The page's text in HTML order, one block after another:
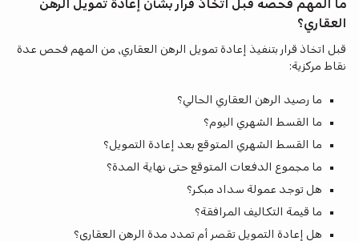
ما المهم فحصه قبل اتخاذ قرار بشأن إعادة تمويل الرهن
العقاري؟
قبل اتخاذ قرار بتنفيذ إعادة تمويل الرهن العقاري، من المهم فحص عدة
نقاط مركزية:
ما رصيد الرهن العقاري الحالي؟
ما القسط الشهري اليوم؟
ما القسط الشهري المتوقع بعد إعادة التمويل؟
ما مجموع الدفعات المتوقع حتى نهاية المدة؟
هل توجد عمولة سداد مبكر؟
ما قيمة التكاليف المرافقة؟
هل إعادة التمويل تقصر أم تمدد مدة الرهن العقاري؟